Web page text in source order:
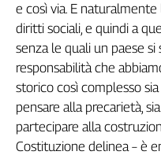
e così via. E
diritti sociali, e quindi a
senza le quali un paese si
responsabilità che
storico così complesso
pensare alla precarietà,
partecipare alla
Costituzione delinea – è